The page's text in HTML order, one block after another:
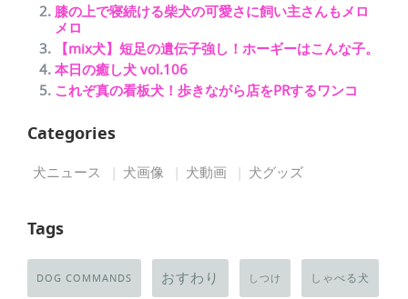
膝の上で寝続ける柴犬の可愛さに飼い主さんもメロ
メロ
【mix犬】短足の遺伝子強し！ホーギーはこんな子。
本日の癒し犬 vol.106
これぞ真の看板犬！歩きながら店をPRするワンコ
Categories
犬ニュース 犬画像 犬動画 犬グッズ
Tags
DOG COMMANDS おすわり しつけ しゃべる犬